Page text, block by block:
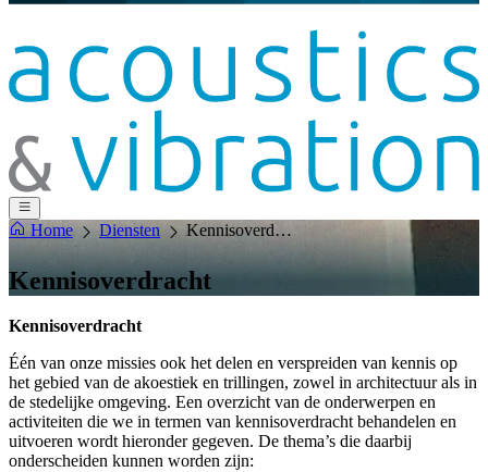
Home Diensten Kennisoverdracht
Kennisoverdracht
Kennisoverdracht
Één van onze missies ook het delen en verspreiden van kennis op
het gebied van de akoestiek en trillingen, zowel in architectuur als in
de stedelijke omgeving. Een overzicht van de onderwerpen en
activiteiten die we in termen van kennisoverdracht behandelen en
uitvoeren wordt hieronder gegeven. De thema’s die daarbij
onderscheiden kunnen worden zijn: